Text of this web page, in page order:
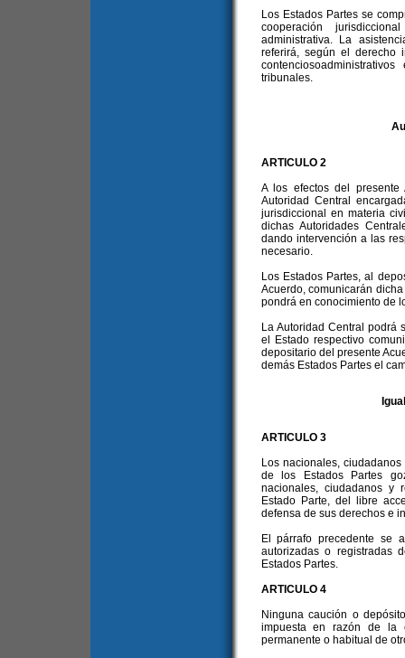
Los Estados Partes se
cooperación
administrativa. La
referirá, según el derecho
tribunales.
ARTICULO 2
A los efectos del presente
Autoridad Central
jurisdiccional en materia
dichas Autoridades
dando intervención a las
necesario.
Los Estados Partes, al
Acuerdo, comunicarán
pondrá en conocimiento de
La Autoridad Central podrá
el Estado respectivo
depositario del presente
demás Estados Partes el
ARTICULO 3
Los nacionales,
de los Estados Partes
nacionales, ciudadanos y
Estado Parte, del libre
defensa de sus derechos e
El párrafo precedente se
autorizadas o registradas
Estados Partes.
ARTICULO 4
Ninguna caución o
impuesta en razón de la
permanente o habitual de